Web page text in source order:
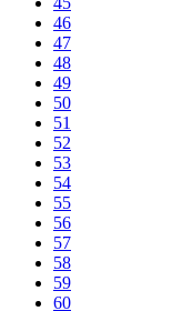
46
47
48
49
50
51
52
53
54
55
56
57
58
59
60